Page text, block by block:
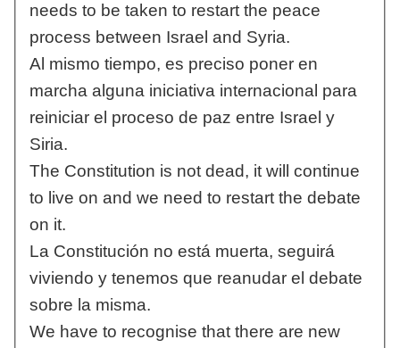
needs to be taken to restart the peace
process between Israel and Syria.
Al mismo tiempo, es preciso poner en
marcha alguna iniciativa internacional para
reiniciar el proceso de paz entre Israel y
Siria.
The Constitution is not dead, it will continue
to live on and we need to restart the debate
on it.
La Constitución no está muerta, seguirá
viviendo y tenemos que reanudar el debate
sobre la misma.
We have to recognise that there are new